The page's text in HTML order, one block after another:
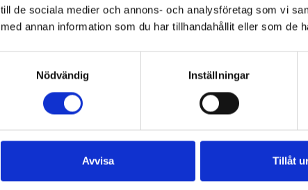
till de sociala medier och annons- och analysföretag som vi
med annan information som du har tillhandahållit eller som de
Nödvändig
Inställningar
Avvisa Tillåt